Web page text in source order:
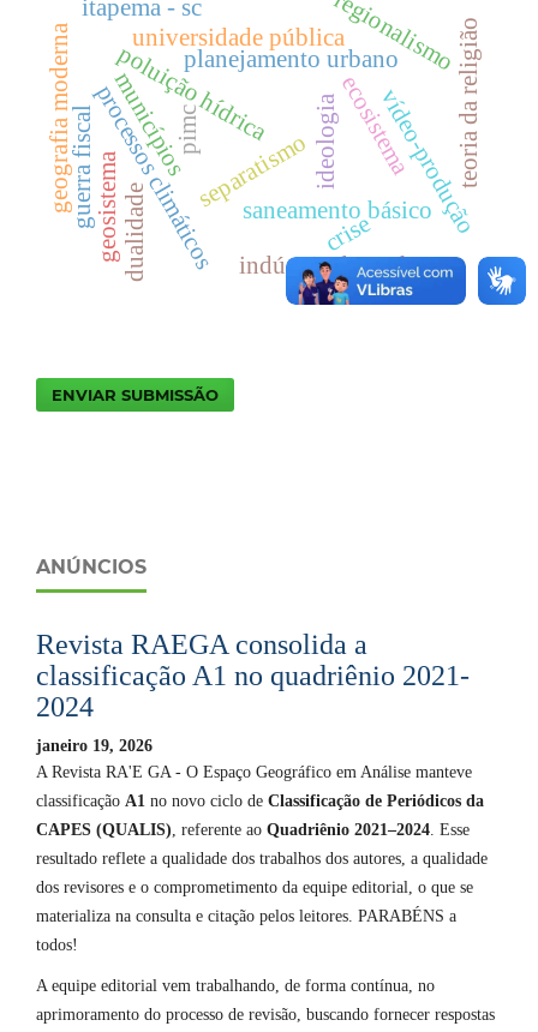
planejamento urbano
ideologia
processos climáticos
poluição hídrica
saneamento básico
universidade públicaregionalismo
separatismo
crise
guerra fiscal
itapema - sc
vídeo-produção
teoria da religião
ecosistema
indústria da enchente
pimc
geosistema
municípios
geografia moderna
dualidade
ENVIAR SUBMISSÃO
ANÚNCIOS
Revista RAEGA consolida a
classificação A1 no quadriênio 2021-
2024
janeiro 19, 2026
A Revista RA'E GA - O Espaço Geográfico em Análise manteve
classificação A1 no novo ciclo de Classificação de Periódicos da
CAPES (QUALIS) , referente ao Quadriênio 2021–2024 . Esse
resultado reflete a qualidade dos trabalhos dos autores, a qualidade
dos revisores e o comprometimento da equipe editorial, o que se
materializa na consulta e citação pelos leitores. PARABÉNS a
todos!
A equipe editorial vem trabalhando, de forma contínua, no
aprimoramento do processo de revisão, buscando fornecer respostas